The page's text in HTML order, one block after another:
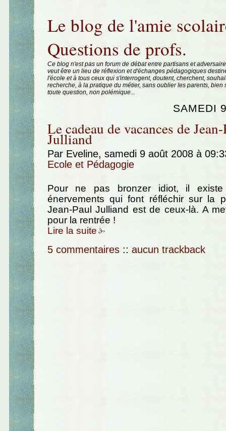
Le blog de l'amie
Questions de profs.
Ce blog n'est pas un forum de débat entre partisans et
veut être un lieu de réflexion et d'échanges pédagogiques
l'école et à tous ceux qui s'interrogent, doutent, cherchent,
recherche, à la pratique du métier, sans oublier les parents, bien
toute question, non polémique...
SAMEDI
Le cadeau de vacances de
Julliand
Par Eveline, samedi 9 août 2008 à
Ecole et Pédagogie
Pour ne pas bronzer idiot, il existe
énervements qui font réfléchir sur la
Jean-Paul Julliand est de ceux-là. A
pour la rentrée !
Lire la suite
5 commentaires :: aucun trackback